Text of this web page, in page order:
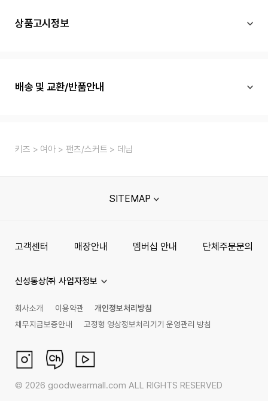
상품고시정보
배송 및 교환/반품안내
키즈 여아 팬츠/스커트 데님
SITEMAP
고객센터 매장안내 멤버십 안내 단체주문문의
신성통상㈜ 사업자정보
회사소개 이용약관
개인정보처리방침
채무지급보증안내
고정형 영상정보처리기기 운영관리 방침
© 2026 goodwearmall.com ALL RIGHTS RESERVED